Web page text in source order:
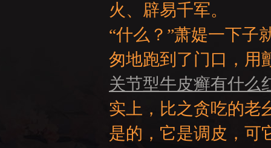
火、辟易千军。
“什么？”萧媞一下子
匆地跑到了门口，用
关节型牛皮癣有什么
实上，比之贪吃的老
是的，它是调皮，可